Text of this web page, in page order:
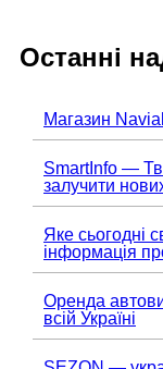
Останні
Магазин
SmartInfo —
залучити
Яке сьогодні
інформація
Оренда
всій Україні